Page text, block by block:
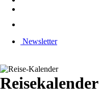
Newsletter
Reisekalender